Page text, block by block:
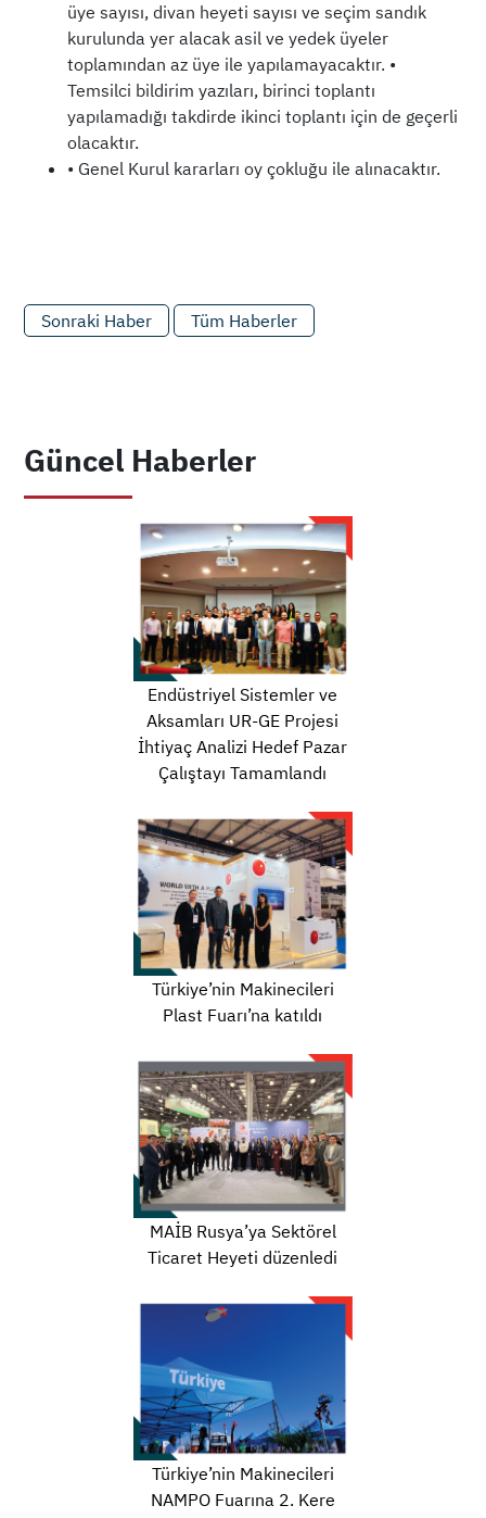
üye sayısı, divan heyeti sayısı ve seçim sandık
kurulunda yer alacak asil ve yedek üyeler
toplamından az üye ile yapılamayacaktır. •
Temsilci bildirim yazıları, birinci toplantı
yapılamadığı takdirde ikinci toplantı için de geçerli
olacaktır.
• Genel Kurul kararları oy çokluğu ile alınacaktır.
Sonraki Haber Tüm Haberler
Güncel Haberler
Endüstriyel Sistemler ve
Aksamları UR-GE Projesi
İhtiyaç Analizi Hedef Pazar
Çalıştayı Tamamlandı
Türkiye’nin Makinecileri
Plast Fuarı’na katıldı
MAİB Rusya’ya Sektörel
Ticaret Heyeti düzenledi
Türkiye’nin Makinecileri
NAMPO Fuarına 2. Kere